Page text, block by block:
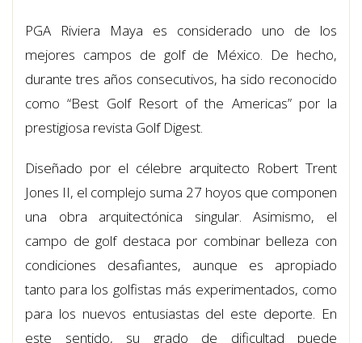
PGA Riviera Maya es considerado uno de los
mejores campos de golf de México. De hecho,
durante tres años consecutivos, ha sido reconocido
como “Best Golf Resort of the Americas” por la
prestigiosa revista Golf Digest.
Diseñado por el célebre arquitecto Robert Trent
Jones II, el complejo suma 27 hoyos que componen
una obra arquitectónica singular. Asimismo, el
campo de golf destaca por combinar belleza con
condiciones desafiantes, aunque es apropiado
tanto para los golfistas más experimentados, como
para los nuevos entusiastas del este deporte. En
este sentido, su grado de dificultad puede